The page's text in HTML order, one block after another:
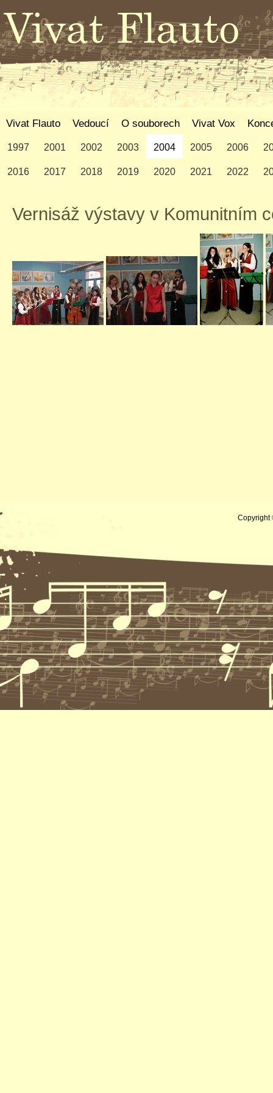
Vivat Flauto Vedoucí O souborech Vivat Vox
1997 2001 2002 2003 2004 2005 2006
2016 2017 2018 2019 2020 2021 2022
Vernisáž výstavy v Komunitním
Copyright